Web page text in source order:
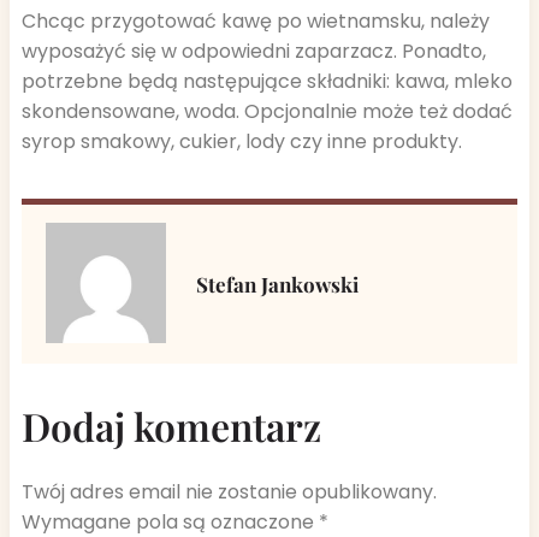
Chcąc przygotować kawę po wietnamsku, należy
wyposażyć się w odpowiedni zaparzacz. Ponadto,
potrzebne będą następujące składniki: kawa, mleko
skondensowane, woda. Opcjonalnie może też dodać
syrop smakowy, cukier, lody czy inne produkty.
Stefan Jankowski
Dodaj komentarz
Twój adres email nie zostanie opublikowany.
Wymagane pola są oznaczone *